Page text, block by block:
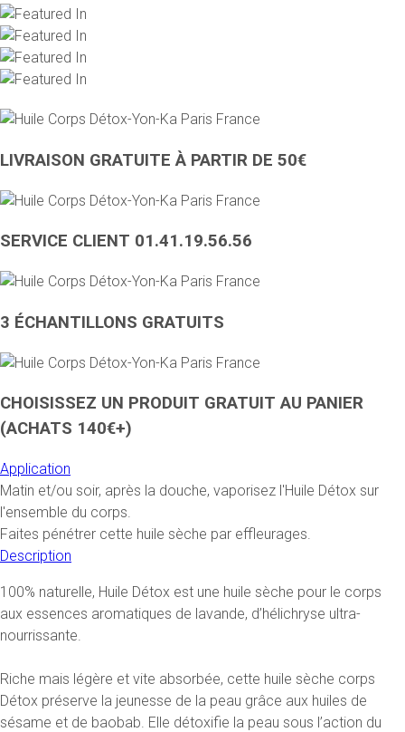
LIVRAISON GRATUITE À PARTIR DE 50€
SERVICE CLIENT 01.41.19.56.56
3 ÉCHANTILLONS GRATUITS
CHOISISSEZ UN PRODUIT GRATUIT AU PANIER
(ACHATS 140€+)
Application
Matin et/ou soir, après la douche, vaporisez l'Huile Détox sur
l'ensemble du corps.
Faites pénétrer cette huile sèche par effleurages.
Description
100% naturelle, Huile Détox est une huile sèche pour le corps
aux essences aromatiques de lavande, d’hélichryse ultra-
nourrissante.
Riche mais légère et vite absorbée, cette huile sèche corps
Détox préserve la jeunesse de la peau grâce aux huiles de
sésame et de baobab. Elle détoxifie la peau sous l’action du